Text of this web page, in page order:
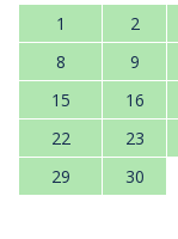
1 2
8
9
15
16
22
23
29
30